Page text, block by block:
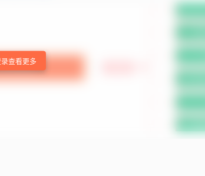
查看更多